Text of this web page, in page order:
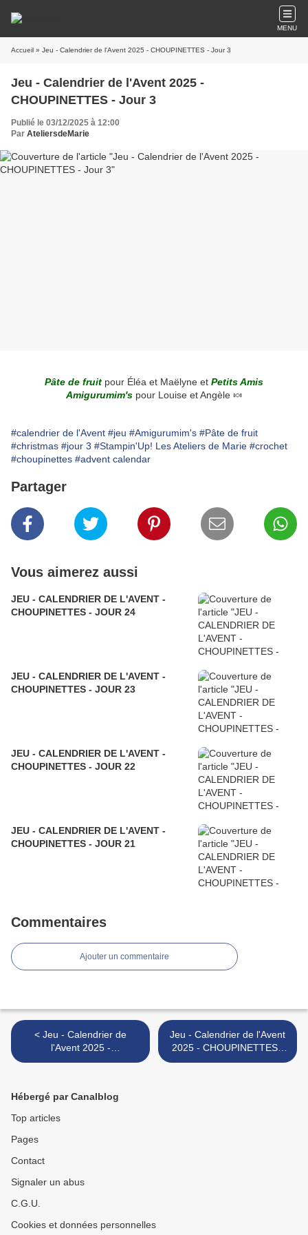
MENU
Accueil » Jeu - Calendrier de l'Avent 2025 - CHOUPINETTES - Jour 3
Jeu - Calendrier de l'Avent 2025 -
CHOUPINETTES - Jour 3
Publié le 03/12/2025 à 12:00
Par AteliersdeMarie
Pâte de fruit pour Éléa et Maëlyne et Petits Amis
Amigurumim'spour Louise et Angèle 🍬
#calendrier de l'Avent #jeu #Amigurumim's #Pâte de fruit
#christmas #jour 3 #Stampin'Up! Les Ateliers de Marie #crochet
#choupinettes #advent calendar
Partager
Vous aimerez aussi
JEU - CALENDRIER DE L'AVENT -
CHOUPINETTES - JOUR 24
JEU - CALENDRIER DE L'AVENT -
CHOUPINETTES - JOUR 23
JEU - CALENDRIER DE L'AVENT -
CHOUPINETTES - JOUR 22
JEU - CALENDRIER DE L'AVENT -
CHOUPINETTES - JOUR 21
Commentaires
Ajouter un commentaire
< Jeu - Calendrier de
l'Avent 2025 -
CHOUPINETTES - Jour 2
Jeu - Calendrier de l'Avent
2025 - CHOUPINETTES -
Jour 4 >
Hébergé par Canalblog
Top articles
Pages
Contact
Signaler un abus
C.G.U.
Cookies et données personnelles